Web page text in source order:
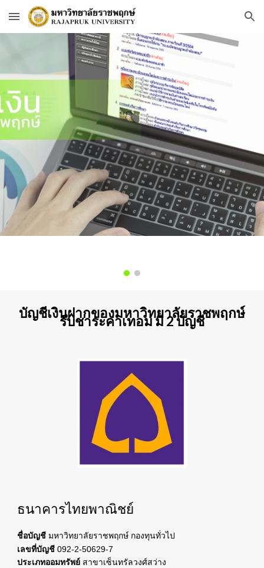
Skip to main content Skip to navigation
บัญชีเงินฝากของมหาวิทยาลัยราชพฤกษ์
รับชาระค่าเทอม มี 2 บัญชี
ธนาคารไทยพาณิชย์
ชื่อบัญชี มหาวิทยาลัยราชพฤกษ์ กองทุนทั่วไป
เลขที่บัญชี 092-2-50629-7
ประเภทออมทรัพย์ สาขาเซ็นทรัลวงศ์สว่าง